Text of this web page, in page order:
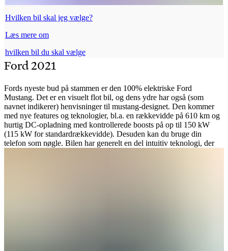
Hvilken bil skal jeg vælge?
Læs mere om
hvilken bil du skal vælge
Ford 2021
Fords nyeste bud på stammen er den 100% elektriske Ford
Mustang. Det er en visuelt flot bil, og dens ydre har også (som
navnet indikerer) henvisninger til mustang-designet. Den kommer
med nye features og teknologier, bl.a. en rækkevidde på 610 km og
hurtig DC-opladning med kontrollerede boosts på op til 150 kW
(115 kW for standardrækkevidde). Desuden kan du bruge din
telefon som nøgle. Bilen har generelt en del intuitiv teknologi, der